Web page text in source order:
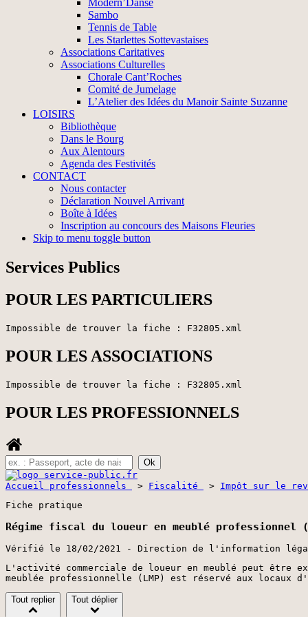
Modern’Danse
Sambo
Tennis de Table
Les Starlettes Sottevastaises
Associations Caritatives
Associations Culturelles
Chorale Cant’Roches
Comité de Jumelage
L’Atelier des Idées du Manoir Sainte Suzanne
LOISIRS
Bibliothèque
Dans le Bourg
Aux Alentours
Agenda des Festivités
CONTACT
Nous contacter
Déclaration Nouvel Arrivant
Boîte à Idées
Inscription au concours des Maisons Fleuries
Skip to menu toggle button
Services Publics
POUR LES PARTICULIERS
Impossible de trouver la fiche : F32805.xml
POUR LES ASSOCIATIONS
Impossible de trouver la fiche : F32805.xml
POUR LES PROFESSIONNELS
Accueil professionnels > Fiscalité > Impôt sur le
Fiche pratique
Régime fiscal du loueur en meublé professionnel
Vérifié le 18/02/2021 - Direction de l'information
L'activité commerciale de loueur en meublé peut
meublée professionnelle (LMP) est réservé aux
Tout replier Tout déplier